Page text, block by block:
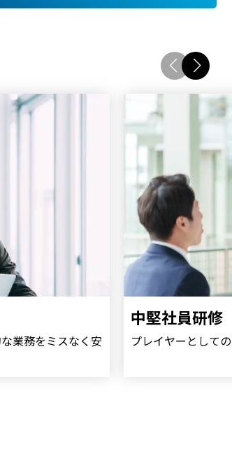
業務をミスなく安
中堅社員研修
プレイヤーとして